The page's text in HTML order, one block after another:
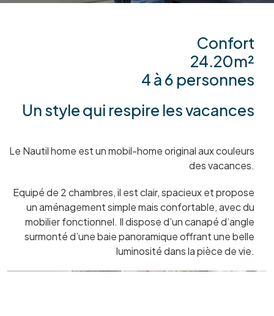
Confort
24.20m²
4 à 6 personnes
Un style qui respire les vacances
Le Nautil home est un mobil-home original aux couleurs
des vacances.
Equipé de 2 chambres, il est clair, spacieux et propose
un aménagement simple mais confortable, avec du
mobilier fonctionnel. Il dispose d’un canapé d’angle
surmonté d’une baie panoramique offrant une belle
luminosité dans la pièce de vie.